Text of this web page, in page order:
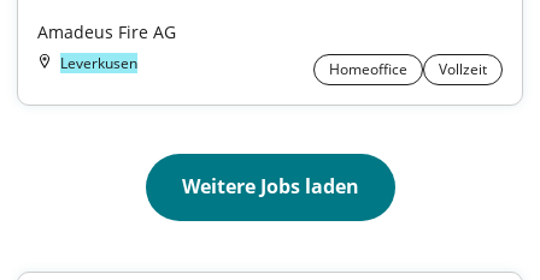
Amadeus Fire AG
Leverkusen Homeoffice Vollzeit
Weitere Jobs laden